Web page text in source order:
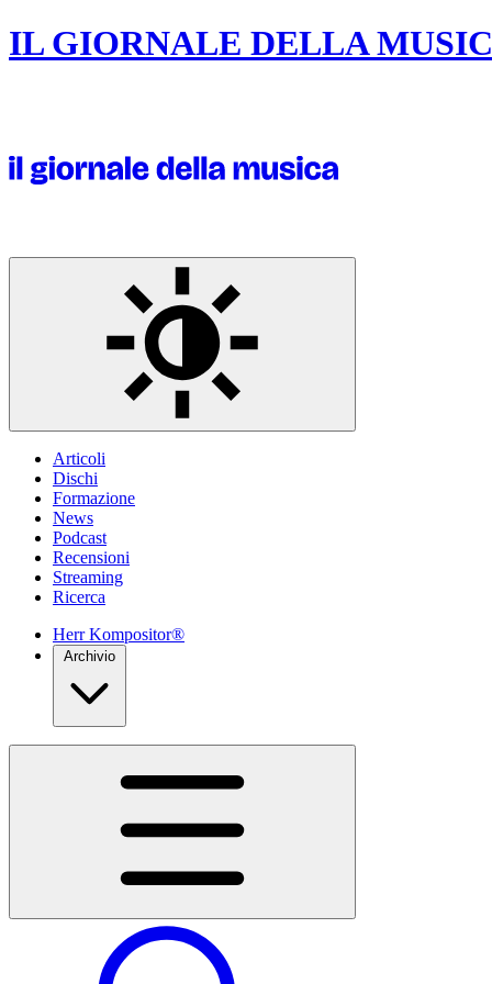
IL GIORNALE DELLA
Articoli
Dischi
Formazione
News
Podcast
Recensioni
Streaming
Ricerca
Herr Kompositor®
Archivio